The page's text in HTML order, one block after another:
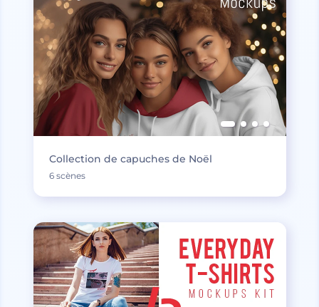
Collection de capuches de Noël
6 scènes